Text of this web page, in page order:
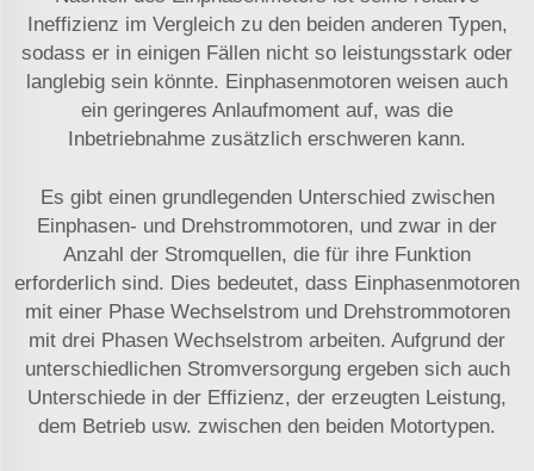
Ineffizienz im Vergleich zu den beiden anderen Typen,
sodass er in einigen Fällen nicht so leistungsstark oder
langlebig sein könnte. Einphasenmotoren weisen auch
ein geringeres Anlaufmoment auf, was die
Inbetriebnahme zusätzlich erschweren kann.
Es gibt einen grundlegenden Unterschied zwischen
Einphasen- und Drehstrommotoren, und zwar in der
Anzahl der Stromquellen, die für ihre Funktion
erforderlich sind. Dies bedeutet, dass Einphasenmotoren
mit einer Phase Wechselstrom und Drehstrommotoren
mit drei Phasen Wechselstrom arbeiten. Aufgrund der
unterschiedlichen Stromversorgung ergeben sich auch
Unterschiede in der Effizienz, der erzeugten Leistung,
dem Betrieb usw. zwischen den beiden Motortypen.